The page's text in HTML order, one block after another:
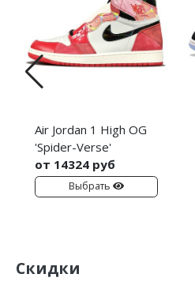
Air Jordan 1 High OG
'Spider-Verse'
от 14324 руб
Выбрать
Скидки